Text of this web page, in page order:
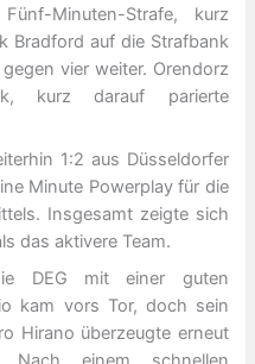
Minuten-Strafe, kurz
Bradford auf die Strafbank
vier weiter. Orendorz
kurz darauf parierte
1:2 aus Düsseldorfer
Minute Powerplay für die
Insgesamt zeigte sich
das aktivere Team.
DEG mit einer guten
kam vors Tor, doch sein
Hirano überzeugte erneut